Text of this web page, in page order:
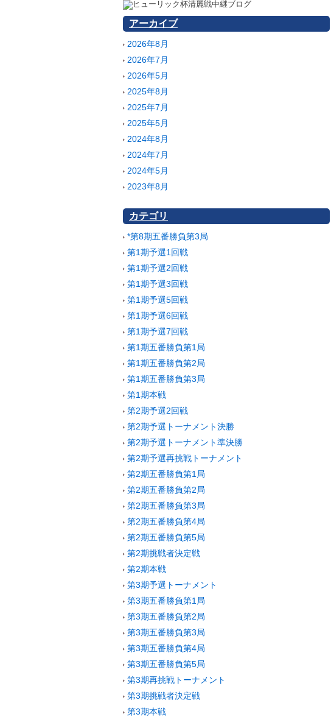
アーカイブ
2026年8月
2026年7月
2026年5月
2025年8月
2025年7月
2025年5月
2024年8月
2024年7月
2024年5月
2023年8月
カテゴリ
*第8期五番勝負第3局
第1期予選1回戦
第1期予選2回戦
第1期予選3回戦
第1期予選5回戦
第1期予選6回戦
第1期予選7回戦
第1期五番勝負第1局
第1期五番勝負第2局
第1期五番勝負第3局
第1期本戦
第2期予選2回戦
第2期予選トーナメント決勝
第2期予選トーナメント準決勝
第2期予選再挑戦トーナメント
第2期五番勝負第1局
第2期五番勝負第2局
第2期五番勝負第3局
第2期五番勝負第4局
第2期五番勝負第5局
第2期挑戦者決定戦
第2期本戦
第3期予選トーナメント
第3期五番勝負第1局
第3期五番勝負第2局
第3期五番勝負第3局
第3期五番勝負第4局
第3期五番勝負第5局
第3期再挑戦トーナメント
第3期挑戦者決定戦
第3期本戦